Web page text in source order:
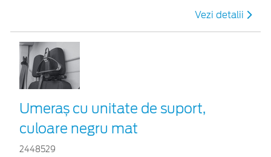
Vezi detalii
Umeraș cu unitate de suport,
culoare negru mat
2448529